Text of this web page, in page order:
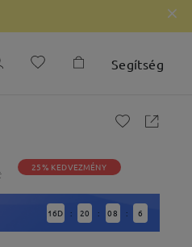
Segítség
25% KEDVEZMÉNY
16D : 20 : 08 : 5